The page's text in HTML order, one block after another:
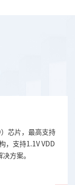
芯片，最高支持
，支持1.1V VDD
方案。